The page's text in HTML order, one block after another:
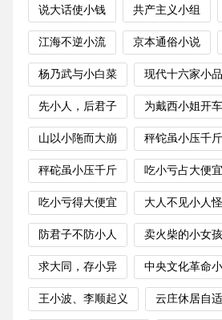
说大话使小钱 共产主义小组
江海不逆小流 京本通俗小说
杨乃武与小白菜 现代十六家小品
先小人，后君子 为戴西小姐开车
山以小陁而大崩 秤铊虽小压千斤
秤砣虽小压千斤 吃小亏占大便宜
吃小亏得大便宜 大人不见小人怪
防君子不防小人 卖火柴的小女孩
求大同，存小异 中央文化革命
王小波、李顺起义 云庄休居自